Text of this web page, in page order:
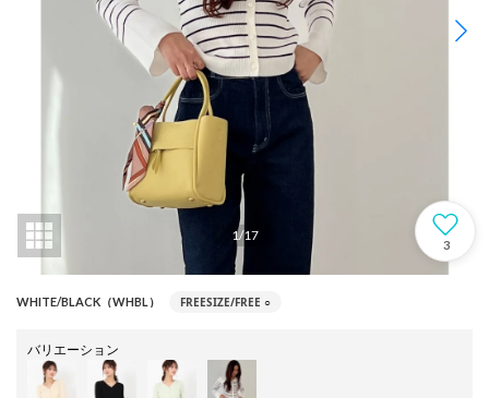
1/17
3
WHITE/BLACK（WHBL） FREESIZE/FREE ○
バリエーション